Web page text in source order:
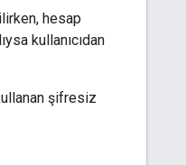
hesap
kullanıcıdan
şifresiz